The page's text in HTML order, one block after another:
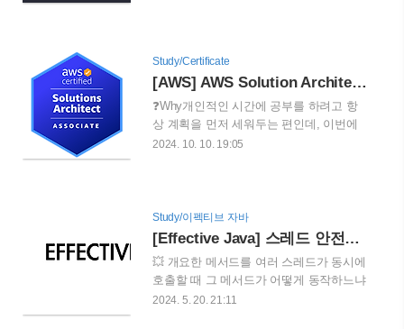
한 사람을 원한다는게 느껴졌다. 평소
에 기업의 기술 블로그를 보는게 도움
이 되었다. 1..
펴보지 않았다면 큰 문제로 이어진다.결
론부터 보자면 아래와 같다.
(java.lang.UnsupportedOperationException
- UOE 발생!!!) ❓ 왜 이런걸까?stream 인터
페이스의 toList() 메소드를 확인해보자.
default로 선언된 toList()는 기본적으로
Study/Certificate
[AWS] AWS Solution Architect Associate(SAA-C03) 시작
❓Why개인적인 시간에 공부를 하려고 항
상 계획을 먼저 세워두는 편인데, 이번에
SAA를 하게 된 계기는 판교 퇴근길 밋업 -
(devops)를 다뤄서 고민이라는 주제였다.
이직을 해야할지 지금 하는것도 즐겁지만
백엔드 개발을 하고 싶은 분 이였고 향로
님과 호돌맨님 두분 다 동일하게 비슷한
맥락으로 얘기하셨다. 이런저런 좋은 얘기
도 더 해주셨지만 결국 시니어로 가고싶으
2024. 10. 10. 19:05
Study/이펙티브 자바
[Effective Java] 스레드 안전성 수준을 문서화하라
💥 개요한 메서드를 여러 스레드가 동시에
호출할 때 그 메서드가 어떻게 동작하느냐
는 해당 클래스와 이를 사용하는 클라이언
2024. 5. 20. 21:11